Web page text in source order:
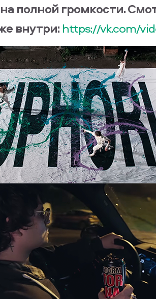
полной громкости.
внутри: https://vk.com/